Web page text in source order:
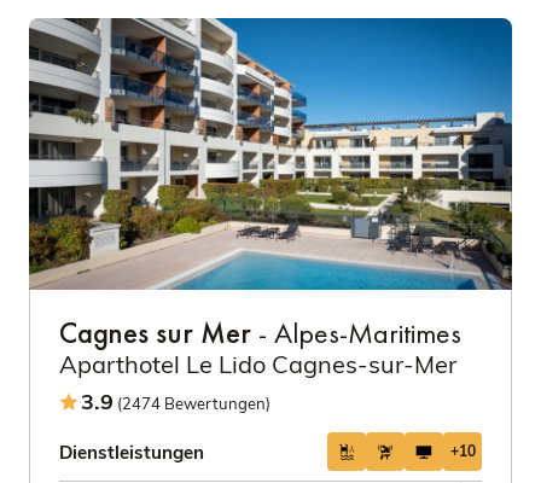
Cagnes sur Mer - Alpes-Maritimes
Aparthotel Le Lido Cagnes-sur-Mer
3.9 (2474 Bewertungen)
Dienstleistungen +10